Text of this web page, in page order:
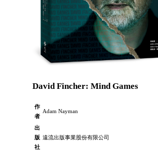
David Fincher: Mind Games
作
者
Adam Nayman
出
版
社
遠流出版事業股份有限公司